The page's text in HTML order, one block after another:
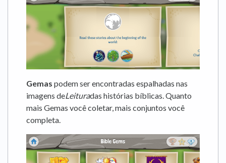
Gemas podem ser encontradas espalhadas nas
imagens deLeituradas histórias bíblicas. Quanto
mais Gemas você coletar, mais conjuntos você
completa.